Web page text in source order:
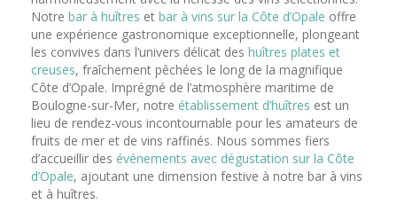
Notre bar à huîtres et bar à vins sur la Côte d’Opale offre
une expérience gastronomique exceptionnelle, plongeant
les convives dans l’univers délicat des huîtres plates et
creuses, fraîchement pêchées le long de la magnifique
Côte d’Opale. Imprégné de l’atmosphère maritime de
Boulogne-sur-Mer, notre établissement d’huîtres est un
lieu de rendez-vous incontournable pour les amateurs de
fruits de mer et de vins raffinés. Nous sommes fiers
d’accueillir des événements avec dégustation sur la Côte
d’Opale, ajoutant une dimension festive à notre bar à vins
et à huîtres.